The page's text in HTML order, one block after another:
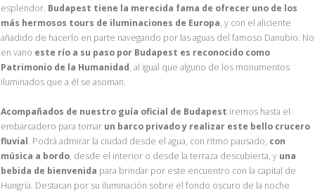
esplendor. Budapest tiene la merecida fama de ofrecer uno de los
más hermosos tours de iluminaciones de Europa, y con el aliciente
añadido de hacerlo en parte navegando por las aguas del famoso Danubio. No
en vano este río a su paso por Budapest es reconocido como
Patrimonio de la Humanidad, al igual que alguno de los monumentos
iluminados que a él se asoman.
Acompañados de nuestro guía oficial de Budapest iremos hasta el
embarcadero para tomar un barco privado y realizar este bello crucero
fluvial. Podrá admirar la ciudad desde el agua, con ritmo pausado, con
música a bordo, desde el interior o desde la terraza descubierta, y una
bebida de bienvenida para brindar por este encuentro con la capital de
Hungría. Destacan por su iluminación sobre el fondo oscuro de la noche